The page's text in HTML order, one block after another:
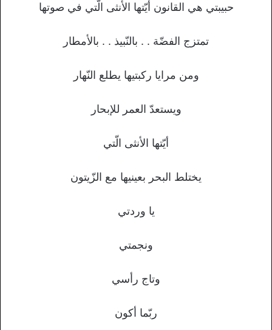
حبيبتي هي القانون أيّتها الأنثى الّتي في صوتها
تمتزج الفضّة . . بالنّبيذ . . بالأمطار
ومن مرايا ركبتيها يطلع النّهار
ويستعدّ العمر للإبحار
أيّتها الأنثى الّتي
يختلط البحر بعينيها مع الزّيتون
يا وردتي
ونجمتي
وتاج رأسي
ربّما أكون